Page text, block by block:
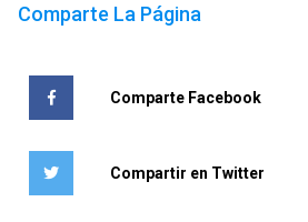
Comparte La Página
Comparte Facebook
Compartir en Twitter